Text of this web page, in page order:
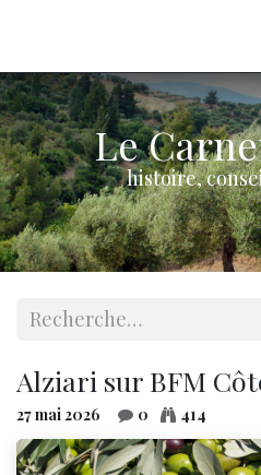
​Le
histoire,
Alziari sur BFM
27 mai 2026 0 414